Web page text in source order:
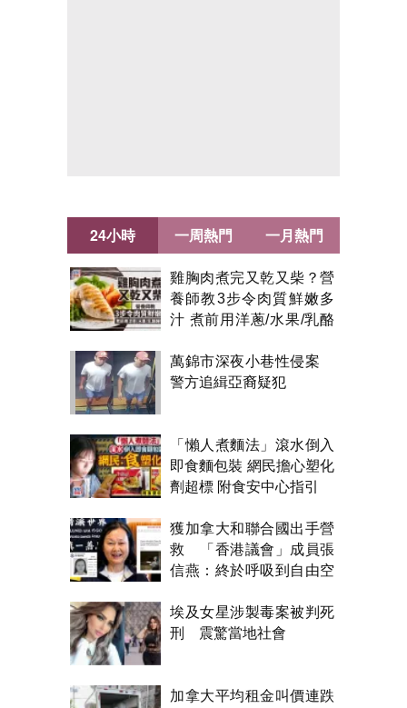
24小時
雞胸肉煮完又乾又柴？營
養師教3步令肉質鮮嫩多
汁 煮前用洋蔥/水果/乳酪
萬錦市深夜小巷性侵案
警方追緝亞裔疑犯
「懶人煮麵法」滾水倒入
即食麵包裝 網民擔心塑化
劑超標 附食安中心指引
獲加拿大和聯合國出手營
救 「香港議會」成員張
信燕：終於呼吸到自由空
埃及女星涉製毒案被判死
刑 震驚當地社會
加拿大平均租金叫價連跌
一周熱門 一月熱門